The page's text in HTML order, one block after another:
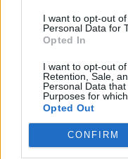
I want to opt-out
Personal Data for
Opted In
I want to opt-out
Retention, Sale,
Personal Data
Purposes for
Opted Out
CONFIRM
Rendkívüli
14 településen a
vezették be
A rekordalacsony
harmadfokú